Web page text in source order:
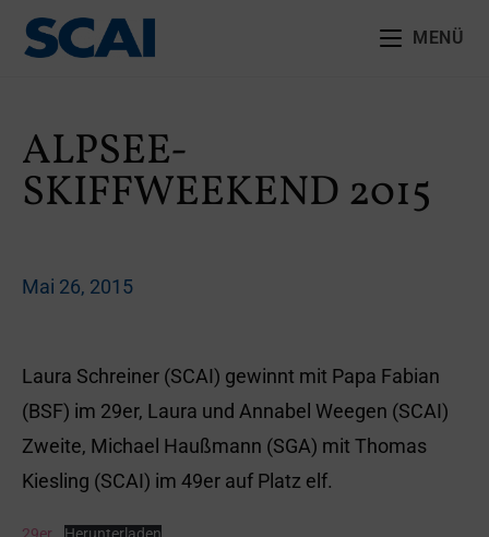
MENÜ
ALPSEE-
SKIFFWEEKEND 2015
Mai 26, 2015
Laura Schreiner (SCAI) gewinnt mit Papa Fabian
(BSF) im 29er, Laura und Annabel Weegen (SCAI)
Zweite, Michael Haußmann (SGA) mit Thomas
Kiesling (SCAI) im 49er auf Platz elf.